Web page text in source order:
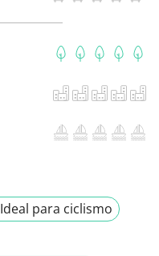
Ideal para ciclismo